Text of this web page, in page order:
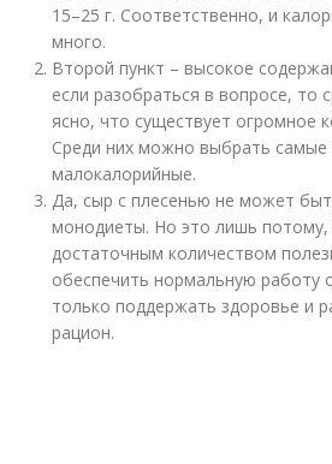
15–25 г. Соответственно, и
много.
Второй пункт – высокое
если разобраться в вопросе, то
ясно, что существует огромное
Среди них можно выбрать
малокалорийные.
Да, сыр с плесенью не может
монодиеты. Но это лишь потому,
достаточным количеством
обеспечить нормальную
только поддержать здоровье и
рацион.